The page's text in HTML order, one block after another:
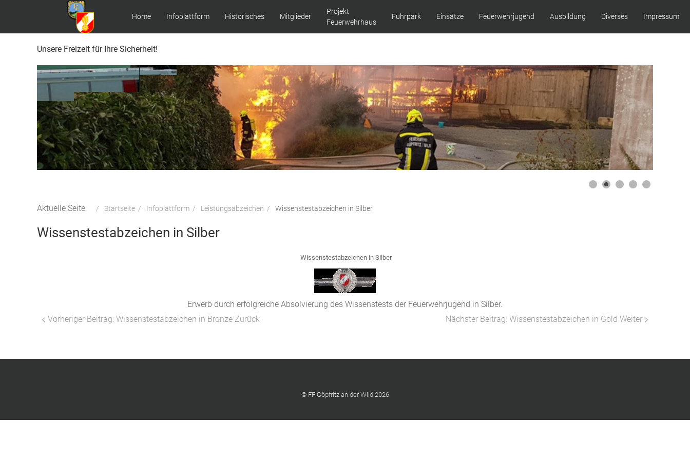
Home Infoplattform Historisches Mitglieder
Projekt
Feuerwehrhaus
Fuhrpark Einsätze Feuerwehrjugend Ausbildung Diverses Impressum
Unsere Freizeit für Ihre Sicherheit!
Aktuelle Seite: Startseite Infoplattform Leistungsabzeichen Wissenstestabzeichen in Silber
Wissenstestabzeichen in Silber
Wissenstestabzeichen in Silber
Erwerb durch erfolgreiche Absolvierung des Wissenstests der Feuerwehrjugend in Silber.
Vorheriger Beitrag: Wissenstestabzeichen in Bronze Zurück Nächster Beitrag: Wissenstestabzeichen in Gold Weiter
© FF Göpfritz an der Wild 2026